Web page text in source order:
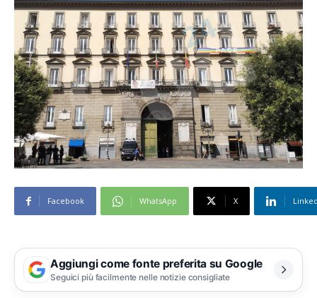
Facebook WhatsApp X
Aggiungi come fonte preferita su Google
Seguici più facilmente nelle notizie consigliate